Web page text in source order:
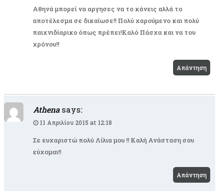
Αθηνά μπορεί να αργησες να το κάνεις αλλά το
αποτέλεσμα σε δικαίωσε!! Πολύ χαρούμενο και πολύ
παιχνιδίαρικο όπως πρέπει!Καλό Πάσχα και να του
χρόνου!!
Απάντηση
Athena says:
11 Απριλίου 2015 at 12:18
Σε ευχαριστώ πολύ Λίλια μου !! Καλή Ανάσταση σου
εύχομαι!!
Απάντηση